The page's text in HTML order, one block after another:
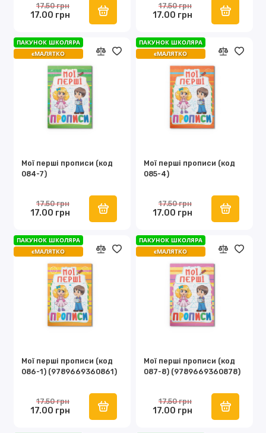
17.00 грн
17.50 грн
17.00 грн
17.50 грн
Мої перші прописи (код
084-7)
ПАКУНОК ШКОЛЯРА
єМАЛЯТКО
17.00 грн
17.50 грн
Мої перші прописи (код
085-4)
ПАКУНОК ШКОЛЯРА
єМАЛЯТКО
17.00 грн
17.50 грн
Мої перші прописи (код
086-1) (9789669360861)
ПАКУНОК ШКОЛЯРА
єМАЛЯТКО
17.00 грн
17.50 грн
Мої перші прописи (код
087-8) (9789669360878)
ПАКУНОК ШКОЛЯРА
єМАЛЯТКО
17.00 грн
17.50 грн